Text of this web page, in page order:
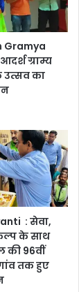
Gramya
ग्राम्य
उत्सव का
: सेवा,
के साथ
की 96वीं
तक हुए